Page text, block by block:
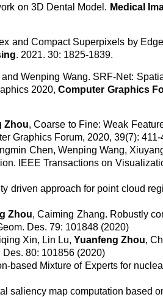
on 3D Dental Model. Medical
and Compact Superpixels by
. 2021. 30: 1825-1839.
Wenping Wang. SRF-Net:
2020,Computer Graphics
Zhou, Coarse to Fine: Weak
Graphics Forum, 2020, 39(7): 411-
Chen, Wenping Wang,
IEEE Transactions on
driven approach for point cloud
Zhou, Caiming Zhang. Robustly
Des. 79: 101848 (2020)
Xin, Lin Lu, Yuanfeng Zhou,
Des. 80: 101856 (2020)
based Mixture of Experts for
saliency map computation based